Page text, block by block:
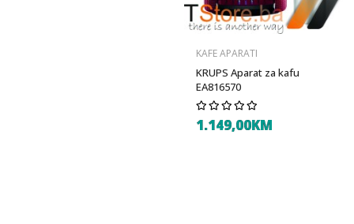
KAFE APARATI
KRUPS Aparat za kafu
EA816570
1.149,00KM